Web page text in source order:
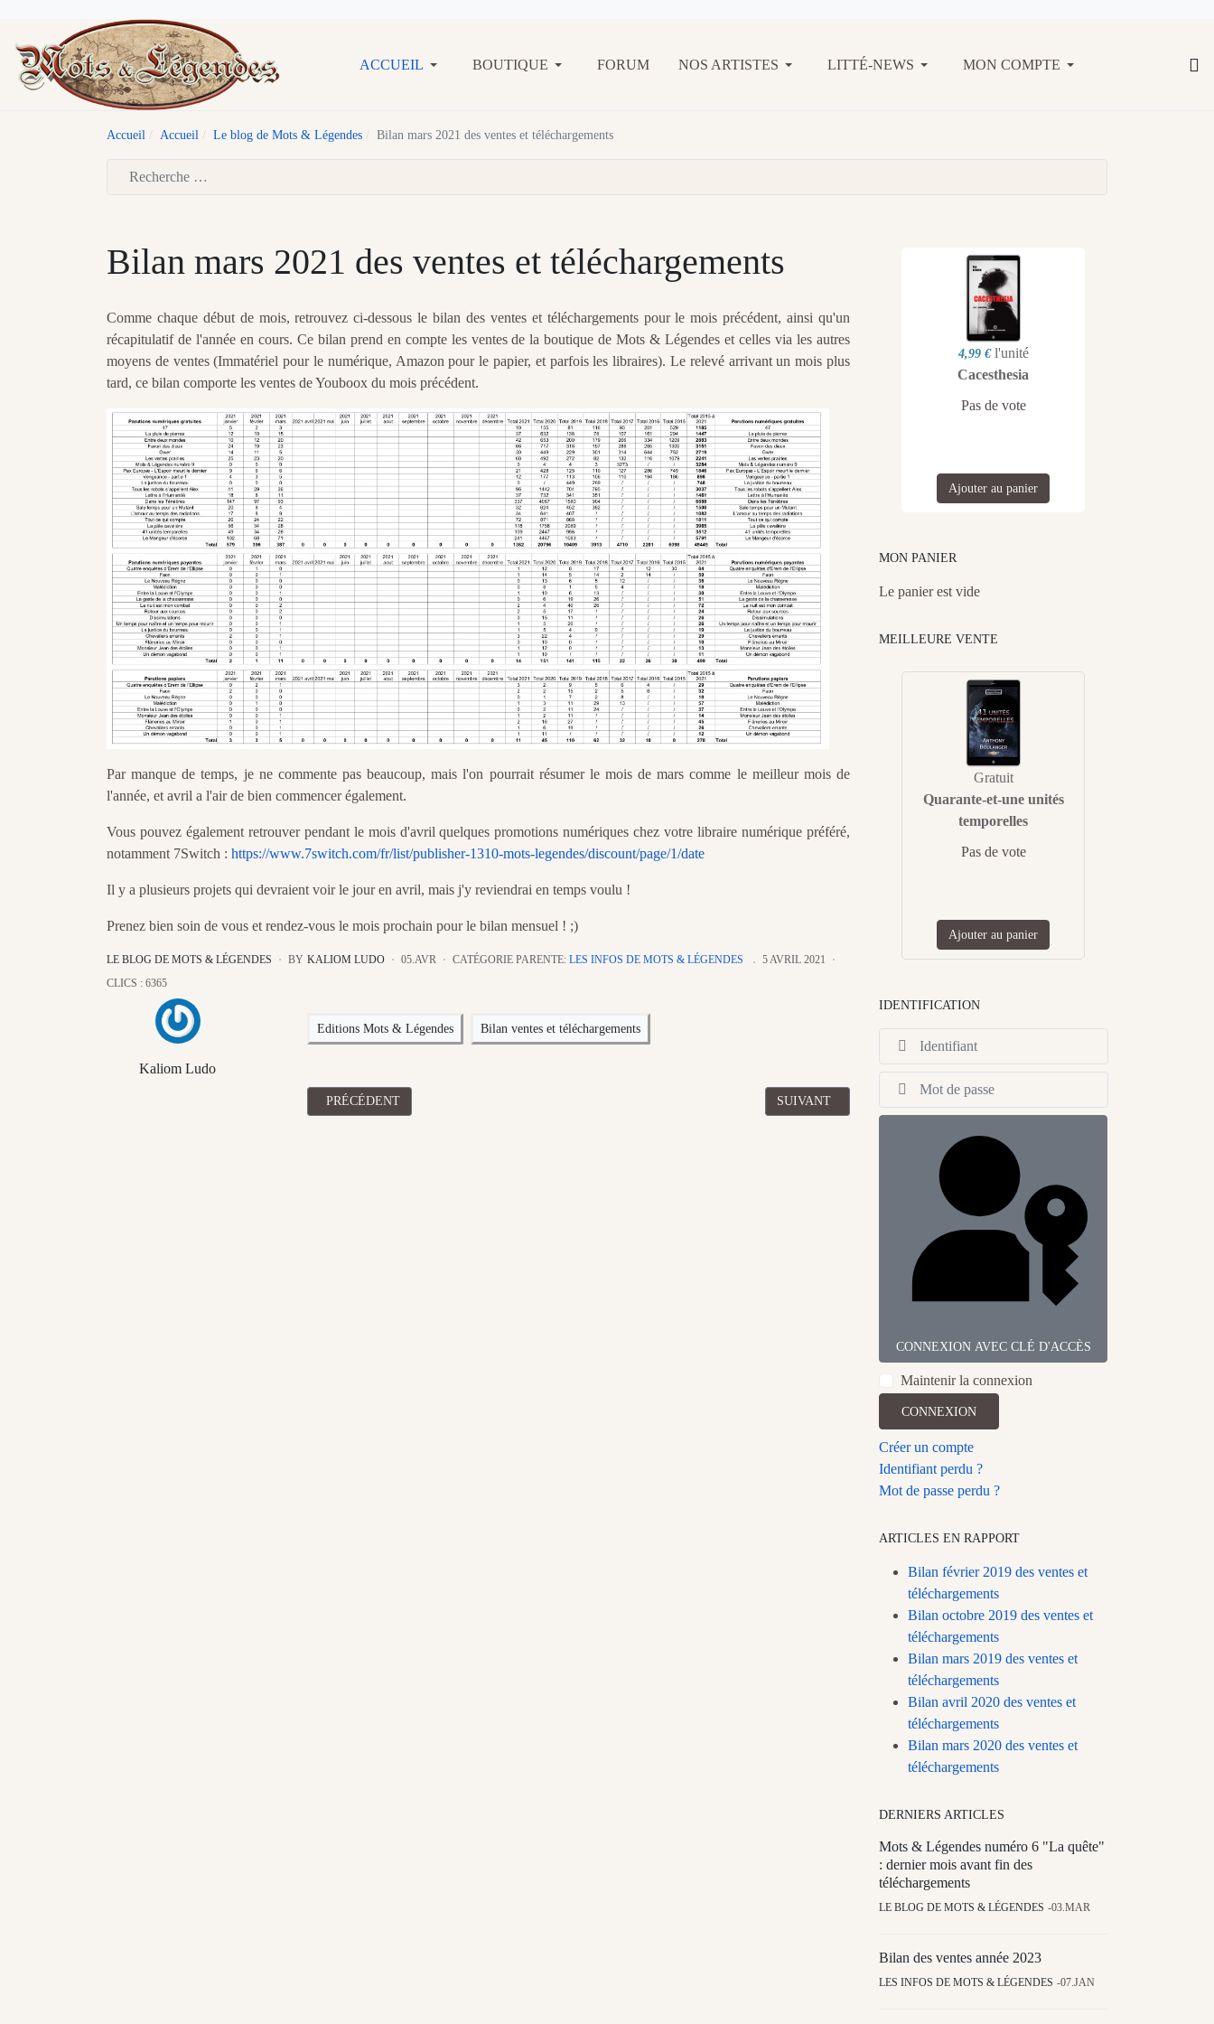
ACCUEIL BOUTIQUE FORUM NOS ARTISTES LITTÉ-NEWS MON COMPTE
Accueil Accueil Le blog de Mots & Légendes Bilan mars 2021 des ventes et téléchargements
Bilan mars 2021 des ventes et téléchargements
Comme chaque début de mois, retrouvez ci-dessous le bilan des ventes et téléchargements pour le mois précédent, ainsi qu'un
récapitulatif de l'année en cours. Ce bilan prend en compte les ventes de la boutique de Mots & Légendes et celles via les autres
moyens de ventes (Immatériel pour le numérique, Amazon pour le papier, et parfois les libraires). Le relevé arrivant un mois plus
tard, ce bilan comporte les ventes de Youboox du mois précédent.
Par manque de temps, je ne commente pas beaucoup, mais l'on pourrait résumer le mois de mars comme le meilleur mois de
l'année, et avril a l'air de bien commencer également.
Vous pouvez également retrouver pendant le mois d'avril quelques promotions numériques chez votre libraire numérique préféré,
notamment 7Switch : https://www.7switch.com/fr/list/publisher-1310-mots-legendes/discount/page/1/date
Il y a plusieurs projets qui devraient voir le jour en avril, mais j'y reviendrai en temps voulu !
Prenez bien soin de vous et rendez-vous le mois prochain pour le bilan mensuel ! ;)
LE BLOG DE MOTS & LÉGENDES BY KALIOM LUDO 05.AVR CATÉGORIE PARENTE: LES INFOS DE MOTS & LÉGENDES
5 AVRIL 2021
CLICS : 6365
Kaliom Ludo
Editions Mots & Légendes Bilan ventes et téléchargements
ARTICLE PRÉCÉDENT : BILAN AVRIL 2021 DES VENTES ET TÉLÉCHARGEMENTS
PRÉCÉDENT ARTICLE SUIVANT : BILAN FÉVRIER 2021 DES VENTES ET
SUIVANT
4,99 € l'unité
Cacesthesia
Pas de vote
Ajouter au panier
MON PANIER
Le panier est vide
MEILLEURE VENTE
Gratuit
Quarante-et-une unités
temporelles
Pas de vote
Ajouter au panier
IDENTIFICATION
CONNEXION AVEC CLÉ D'ACCÈS
Maintenir la connexion
CONNEXION
Créer un compte
Identifiant perdu ?
Mot de passe perdu ?
ARTICLES EN RAPPORT
Bilan février 2019 des ventes et
téléchargements
Bilan octobre 2019 des ventes et
téléchargements
Bilan mars 2019 des ventes et
téléchargements
Bilan avril 2020 des ventes et
téléchargements
Bilan mars 2020 des ventes et
téléchargements
DERNIERS ARTICLES
Mots & Légendes numéro 6 "La quête"
: dernier mois avant fin des
téléchargements
LE BLOG DE MOTS & LÉGENDES 03.MAR
Bilan des ventes année 2023
LES INFOS DE MOTS & LÉGENDES 07.JAN